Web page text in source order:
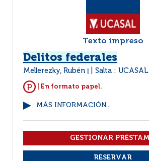
Texto impreso
Delitos federales
Mellerezky, Rubén Salta : UCASAL
| En formato papel.
MÁS INFORMACIÓN...